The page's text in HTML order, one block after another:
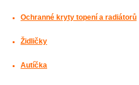
Ochranné kryty topení a radiátorů
Židličky
Autíčka